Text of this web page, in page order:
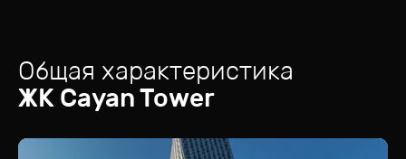
Общая характеристика
ЖК Cayan Tower